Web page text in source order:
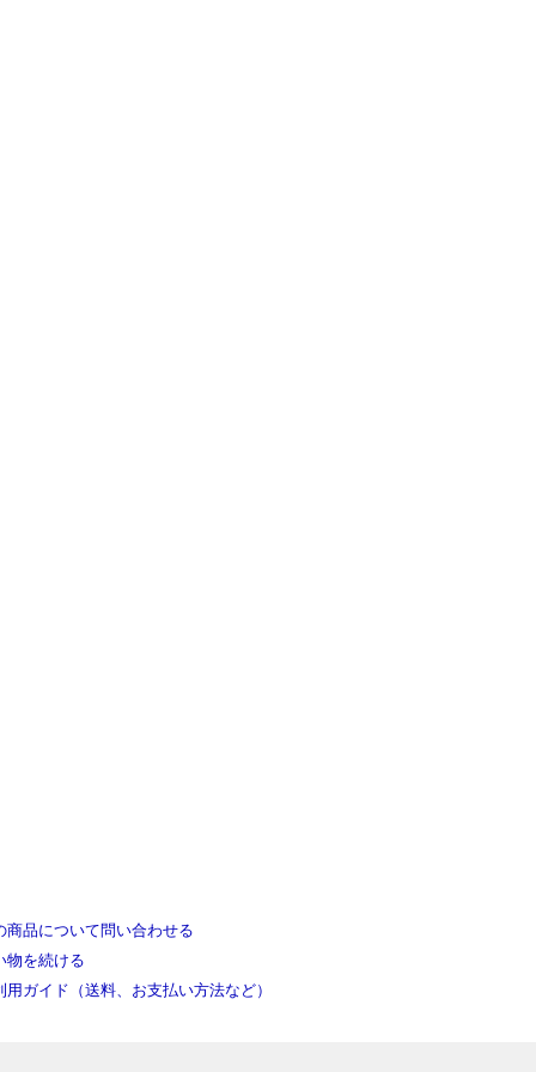
商品について問い合わせる
物を続ける
用ガイド（送料、お支払い方法など）